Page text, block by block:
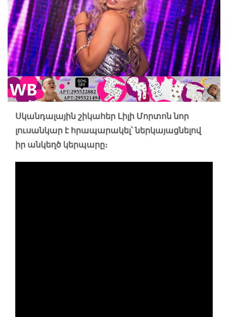
Սկանդալային շիկահեր Լիլի Մորտոն նոր
լուսանկար է հրապարակել՝ ներկայացնելով
իր անկեղծ կերպարը։